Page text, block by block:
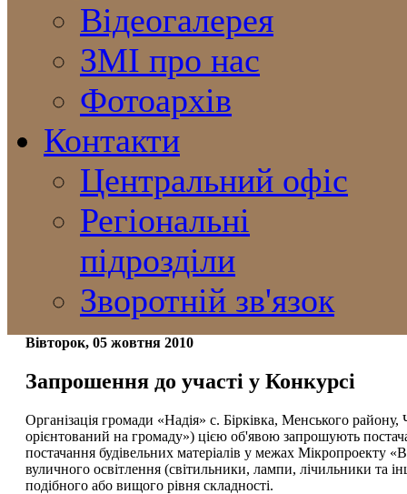
Відеогалерея
ЗМІ про нас
Фотоархів
Контакти
Центральний офіс
Регіональні
підрозділи
Зворотній зв'язок
Вівторок, 05 жовтня 2010
Запрошення до участі у Конкурсі
Організація громади «Надія» с. Бірківка, Менського
орієнтований на громаду») цією об'явою запрошують
постачання будівельних матеріалів у межах Мікропроекту
вуличного освітлення (світильники, лампи, лічильники та
подібного або вищого рівня складності.